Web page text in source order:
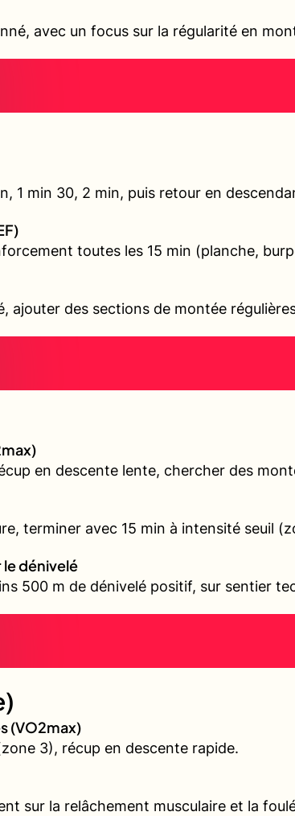
avec un focus sur la régularité en
1 min 30, 2 min, puis retour en
toutes les 15 min (planche,
ajouter des sections de montée
en descente lente, chercher des
terminer avec 15 min à intensité seuil
le dénivelé
500 m de dénivelé positif, sur sentier
(VO2max)
3), récup en descente rapide.
sur la relâchement musculaire et la